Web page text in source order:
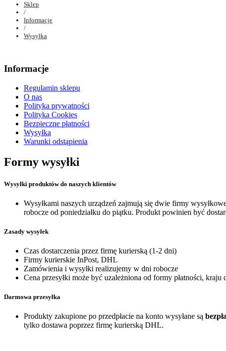
Sklep
/
Informacje
/
Wysyłka
Informacje
Regulamin sklepu
O nas
Polityka prywatności
Polityka Cookies
Bezpieczne płatności
Wysyłka
Warunki odstąpienia
Formy wysyłki
Wysyłki produktów do naszych klientów
Wysyłkami naszych urządzeń zajmują się dwie firmy
robocze od poniedziałku do piątku. Produkt powinien być
Zasady wysyłek
Czas dostarczenia przez firmę kurierską (1-2 dni)
Firmy kurierskie InPost, DHL
Zamówienia i wysyłki realizujemy w dni robocze
Cena przesyłki może być uzależniona od formy płatności, kraju
Darmowa przesyłka
Produkty zakupione po przedpłacie na konto wysyłane są
tylko dostawa poprzez firmę kurierską DHL.